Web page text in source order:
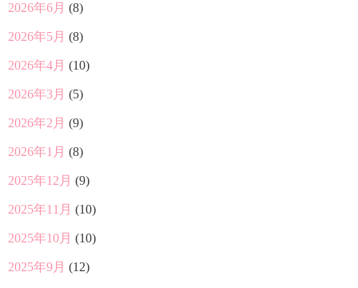
2026年6月 (8)
2026年5月 (8)
2026年4月 (10)
2026年3月 (5)
2026年2月 (9)
2026年1月 (8)
2025年12月 (9)
2025年11月 (10)
2025年10月 (10)
2025年9月 (12)